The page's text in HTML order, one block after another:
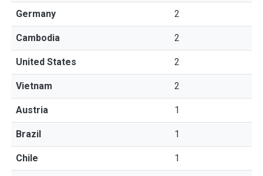
Germany 2
Cambodia 2
United States 2
Vietnam 2
Austria 1
Brazil 1
Chile 1